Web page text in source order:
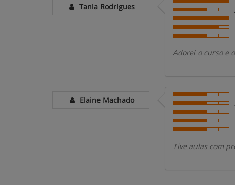
Tania Rodrigues
Adorei o curso e
Elaine Machado
Tive aulas com